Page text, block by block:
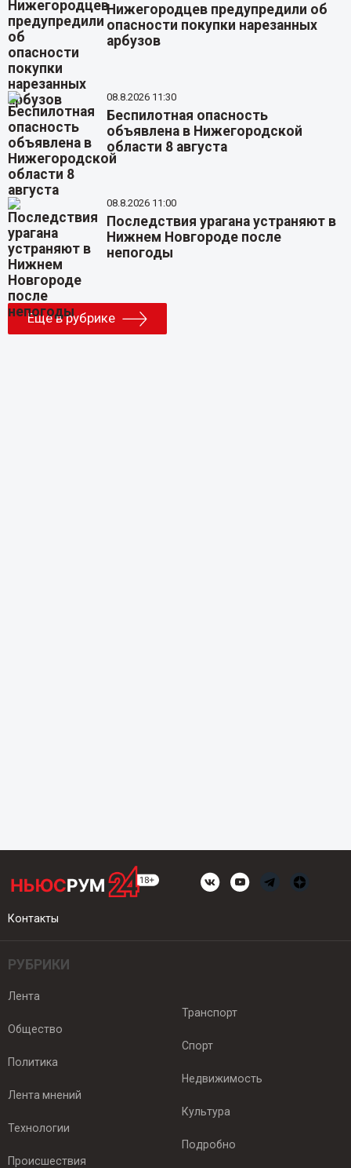
Нижегородцев предупредили об
опасности покупки нарезанных
арбузов
08.8.2026 11:30
Беспилотная опасность
объявлена в Нижегородской
области 8 августа
08.8.2026 11:00
Последствия урагана устраняют в
Нижнем Новгороде после
непогоды
Еще в рубрике
Контакты
РУБРИКИ
Лента
Общество
Политика
Лента мнений
Технологии
Происшествия
Транспорт
Спорт
Недвижимость
Культура
Подробно